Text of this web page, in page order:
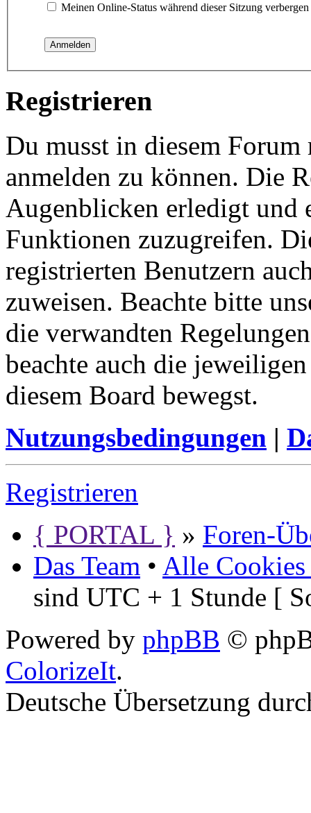
Meinen Online-Status während dieser Sitzung verbergen
Registrieren
Du musst in diesem
anmelden zu können. Die
Augenblicken erledigt und
Funktionen zuzugreifen.
registrierten Benutzern
zuweisen. Beachte bitte
die verwandten
beachte auch die
diesem Board bewegst.
Nutzungsbedingungen |
Registrieren
{ PORTAL } » Foren-
Das Team • Alle Cookies
sind UTC + 1 Stunde [
Powered by phpBB ©
ColorizeIt.
Deutsche Übersetzung